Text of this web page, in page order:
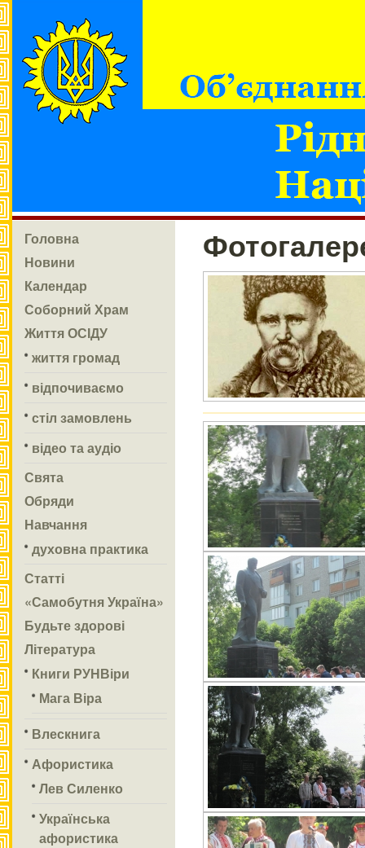
Головна
Новини
Календар
Соборний Храм
Життя ОСІДУ
життя громад
відпочиваємо
стіл замовлень
відео та аудіо
Свята
Обряди
Навчання
духовна практика
Статті
«Самобутня Україна»
Будьте здорові
Література
Книги РУНВіри
Мага Віра
Влескнига
Афористика
Лев Силенко
Українська
афористика